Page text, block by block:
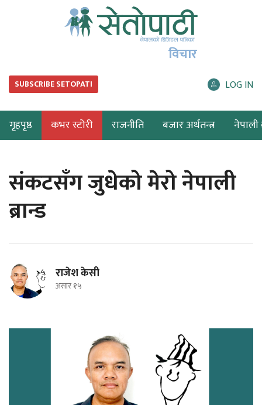
विचार
SUBSCRIBE SETOPATI LOG IN
गृहपृष्ठ कभर स्टोरी राजनीति बजार अर्थतन्त्र नेपाली
संकटसँग जुधेको मेरो नेपाली
ब्रान्ड
राजेश केसी
असार १५